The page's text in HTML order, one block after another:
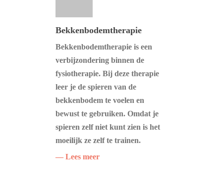
Bekkenbodemtherapie
Bekkenbodemtherapie is een
verbijzondering binnen de
fysiotherapie. Bij deze therapie
leer je de spieren van de
bekkenbodem te voelen en
bewust te gebruiken. Omdat je
spieren zelf niet kunt zien is het
moeilijk ze zelf te trainen.
— Lees meer